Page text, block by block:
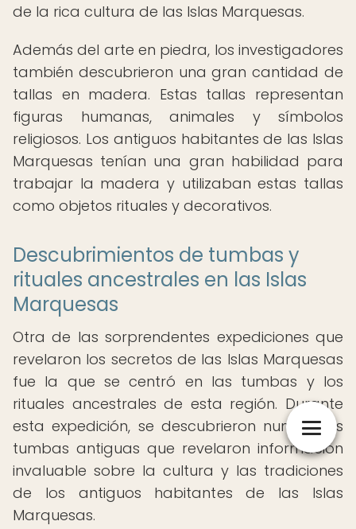
de la rica cultura de las Islas Marquesas.
Además del arte en piedra, los investigadores
también descubrieron una gran cantidad de
tallas en madera. Estas tallas representan
figuras humanas, animales y símbolos
religiosos. Los antiguos habitantes de las Islas
Marquesas tenían una gran habilidad para
trabajar la madera y utilizaban estas tallas
como objetos rituales y decorativos.
Descubrimientos de tumbas y
rituales ancestrales en las Islas
Marquesas
Otra de las sorprendentes expediciones que
revelaron los secretos de las Islas Marquesas
fue la que se centró en las tumbas y los
rituales ancestrales de esta región. Durante
esta expedición, se descubrieron numerosas
tumbas antiguas que revelaron información
invaluable sobre la cultura y las tradiciones
de los antiguos habitantes de las Islas
Marquesas.